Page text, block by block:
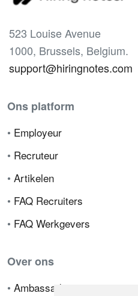
523 Louise Avenue
1000, Brussels, Belgium.
support@hiringnotes.com
Ons platform
• Employeur
• Recruteur
• Artikelen
• FAQ Recruiters
• FAQ Werkgevers
Over ons
• Ambassador